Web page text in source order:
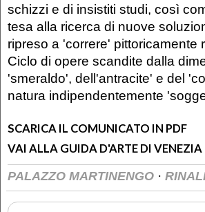
schizzi e di insistiti studi, così
tesa alla ricerca di nuove
ripreso a 'correre' pittoricamente
Ciclo di opere scandite dalla
'smeraldo', dell'antracite' e del
natura indipendentemente
SCARICA IL COMUNICATO IN PDF
VAI ALLA GUIDA D'ARTE DI VENEZIA
PALAZZO MARTINENGO ·